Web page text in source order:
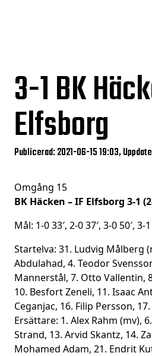
3-1BK
Elfsborg
Publicerad: 2021-06-15 19:03,
Omgång 15
BK Häcken – IF Elfsborg 3-1
Mål: 1-0 33′, 2-0 37′, 3-0 50′,
Startelva: 31. Ludvig Målberg
Abdulahad, 4. Teodor
Mannerstål, 7. Otto Vallentin,
10. Besfort Zeneli, 11. Isaac
Ceganjac, 16. Filip Persson,
Ersättare: 1. Alex Rahm (mv),
Strand, 13. Arvid Skantz, 14.
Mohamed Adam, 21. Endrit